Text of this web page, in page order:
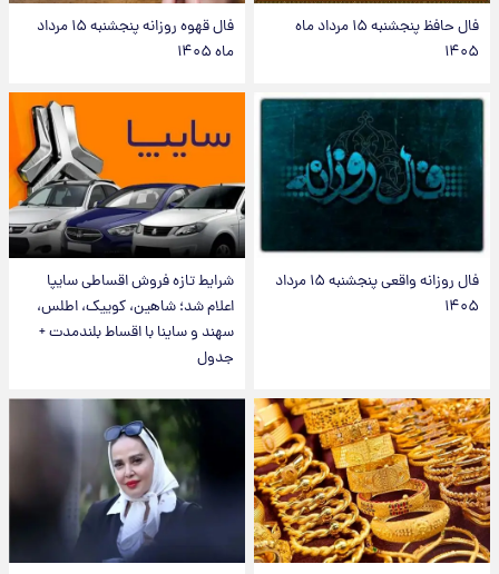
فال حافظ پنجشنبه ۱۵ مرداد ماه
۱۴۰۵
فال قهوه روزانه پنجشنبه ۱۵ مرداد
ماه ۱۴۰۵
فال روزانه واقعی پنجشنبه ۱۵ مرداد
۱۴۰۵
شرایط تازه فروش اقساطی سایپا
اعلام شد؛ شاهین، کوییک، اطلس،
سهند و ساینا با اقساط بلندمدت +
جدول